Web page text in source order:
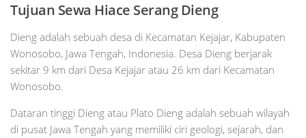
Tujuan Sewa Hiace Serang Dieng
Dieng adalah sebuah desa di Kecamatan Kejajar, Kabupaten
Wonosobo, Jawa Tengah, Indonesia. Desa Dieng berjarak
sekitar 9 km dari Desa Kejajar atau 26 km dari Kecamatan
Wonosobo.
Dataran tinggi Dieng atau Plato Dieng adalah sebuah wilayah
di pusat Jawa Tengah yang memiliki ciri geologi, sejarah, dan